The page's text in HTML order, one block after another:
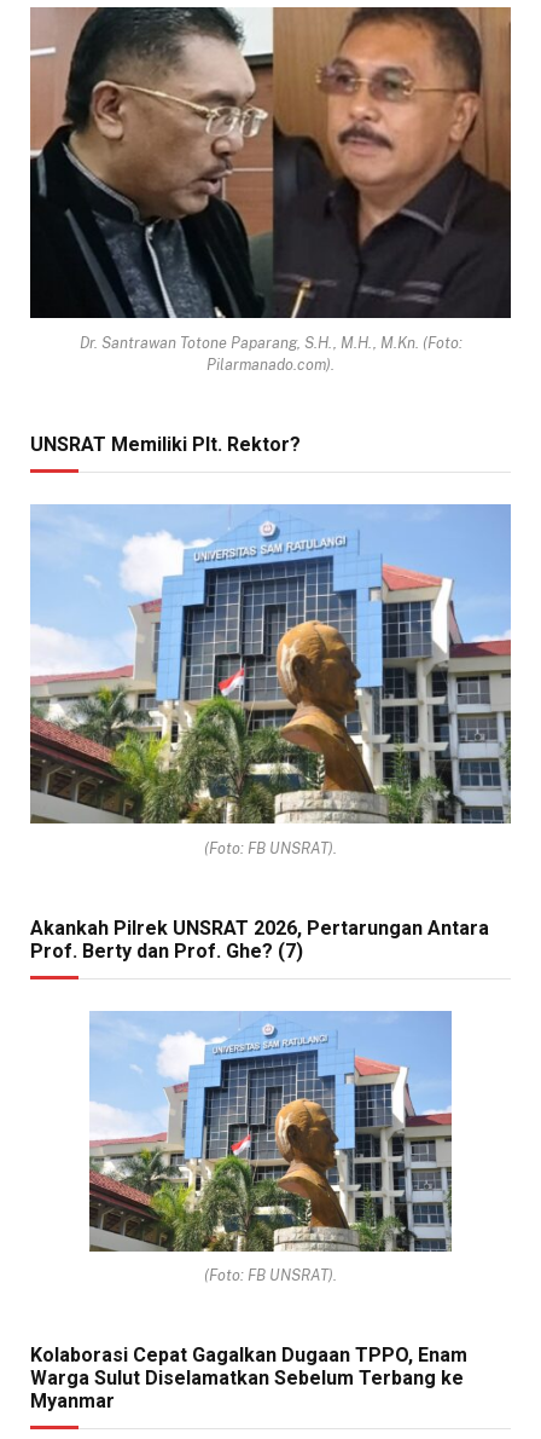
Dr. Santrawan Totone Paparang, S.H., M.H., M.Kn. (Foto:
Pilarmanado.com).
UNSRAT Memiliki Plt. Rektor?
(Foto: FB UNSRAT).
Akankah Pilrek UNSRAT 2026, Pertarungan Antara
Prof. Berty dan Prof. Ghe? (7)
(Foto: FB UNSRAT).
Kolaborasi Cepat Gagalkan Dugaan TPPO, Enam
Warga Sulut Diselamatkan Sebelum Terbang ke
Myanmar